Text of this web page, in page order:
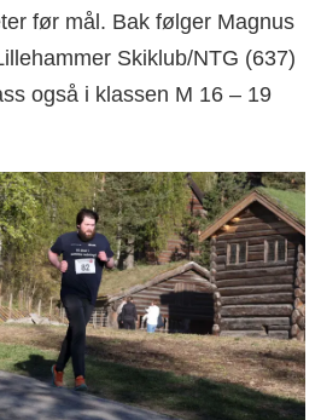
før mål. Bak følger Magnus
Skiklub/NTG (637)
også i klassen M 16 – 19